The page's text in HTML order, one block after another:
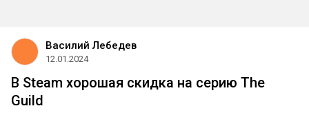
Василий Лебедев
12.01.2024
В Steam хорошая скидка на серию The
Guild